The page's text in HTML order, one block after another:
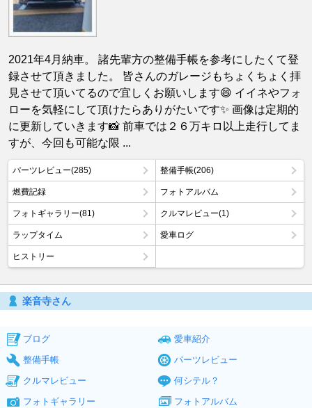
2021年4月納車。 諸先輩方の整備手帳を参考にしたくて登
録させて頂きました。 皆さんのガレージもちょくちょく拝
見させて頂いてるので宜しくお願いします😄 イイネやフォ
ローを気軽にして頂けたらありがたいです✨ 画像は定期的
に更新していきます📸 前車では２６万キロ以上走行してま
すが、今回も可能な限 ...
パーツレビュー(285) 整備手帳(206)
燃費記録 フォトアルバム
フォトギャラリー(81) クルマレビュー(1)
ラップタイム 愛車ログ
ヒストリー
楽音寺さん
ブログ
愛車紹介
整備手帳
パーツレビュー
クルマレビュー
何シテル？
フォトギャラリー
フォトアルバム